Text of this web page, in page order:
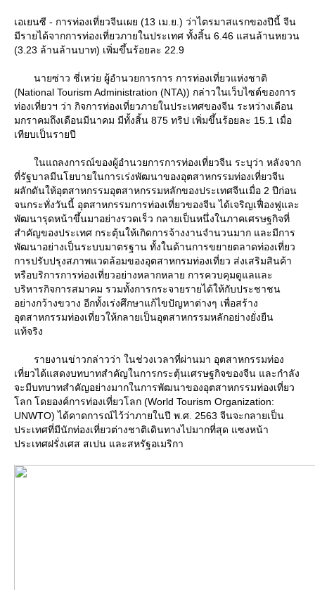
เอเยนซี - การท่องเที่ยวจีนเผย (13 เม.ย.) ว่าไตรมาสแรกของปีนี้ จีน
มีรายได้จากการท่องเที่ยวภายในประเทศ ทั้งสิ้น 6.46 แสนล้านหยวน
(3.23 ล้านล้านบาท) เพิ่มขึ้นร้อยละ 22.9
นายซ่าว ชี่เหว่ย ผู้อำนวยการการ การท่องเที่ยวแห่งชาติ
(National Tourism Administration (NTA)) กล่าวในเว็บไซต์ของการ
ท่องเที่ยวฯ ว่า กิจการท่องเที่ยวภายในประเทศของจีน ระหว่างเดือน
มกราคมถึงเดือนมีนาคม มีทั้งสิ้น 875 ทริป เพิ่มขึ้นร้อยละ 15.1 เมื่อ
เทียบเป็นรายปี
นแถลงการณ์ของผู้อำนวยการการท่องเที่ยวจีน ระบุว่า หลังจาก
ที่รัฐบาลมีนโยบายในการเร่งพัฒนาของอุตสาหกรรมท่องเที่ยวจีน
ผลักดันให้อุตสาหกรรมอุตสาหกรรมหลักของประเทศจีนเมื่อ 2 ปีก่อน
จนกระทั่งวันนี้ อุตสาหกรรมการท่องเที่ยวของจีน ได้เจริญเฟื่องฟูและ
พัฒนารุดหน้าขึ้นมาอย่างรวดเร็ว กลายเป็นหนึ่งในภาคเศรษฐกิจที่
สำคัญของประเทศ กระตุ้นให้เกิดการจ้างงานจำนวนมาก และมีการ
พัฒนาอย่างเป็นระบบมาตรฐาน ทั้งในด้านการขยายตลาดท่องเที่ยว
การปรับปรุงสภาพแวดล้อมของอุตสาหกรมท่องเที่ยว ส่งเสริมสินค้า
หรือบริการการท่องเที่ยวอย่างหลากหลาย การควบคุมดูแลและ
บริหารกิจการสมาคม รวมทั้งการกระจายรายได้ให้กับประชาชน
อย่างกว้างขวาง อีกทั้งเร่งศึกษาแก้ไขปัญหาต่างๆ เพื่อสร้าง
อุตสาหกรรมท่องเที่ยวให้กลายเป็นอุตสาหกรรมหลักอย่างยั่งยืน
ท้จริง
รายงานข่าวกล่าวว่า ในช่วงเวลาที่ผ่านมา อุตสาหกรรมท่อง
เที่ยวได้แสดงบทบาทสำคัญในการกระตุ้นเศรษฐกิจของจีน และกำลัง
จะมีบทบาทสำคัญอย่างมากในการพัฒนาของอุตสาหกรรมท่องเที่ยว
ลก โดยองค์การท่องเที่ยวโลก (World Tourism Organization:
UNWTO) ได้คาดการณ์ไว้ว่าภายในปี พ.ศ. 2563 จีนจะกลายเป็น
ประเทศที่มีนักท่องเที่ยวต่างชาติเดินทางไปมากที่สุด แซงหน้า
ประเทศฝรั่งเศส สเปน และสหรัฐอเมริกา